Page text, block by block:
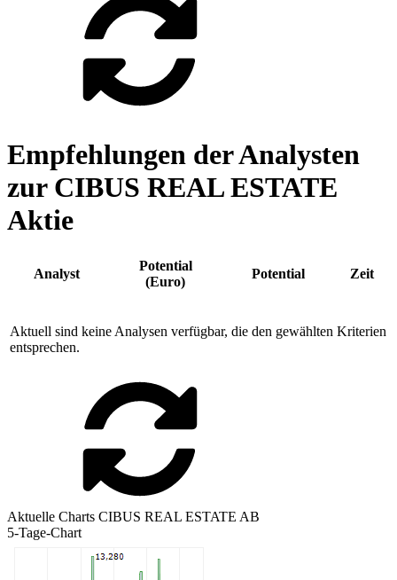
Empfehlungen der Analysten
zur CIBUS REAL ESTATE
Aktie
Analyst
Potential
(Euro)
Potential Zeit
Aktuell sind keine Analysen verfügbar, die den gewählten Kriterien
entsprechen.
Aktuelle Charts CIBUS REAL ESTATE AB
5-Tage-Chart